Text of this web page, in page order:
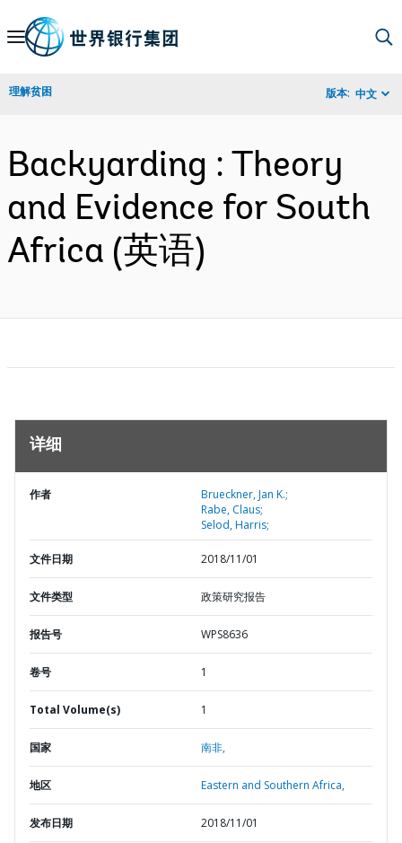
Skip
Navigation
理解贫困 版本: 中文
Backyarding : Theory
and Evidence for South
Africa (英语)
详细
作者
Brueckner, Jan K.;
Rabe, Claus;
Selod, Harris;
文件日期 2018/11/01
文件类型 政策研究报告
报告号 WPS8636
卷号 1
Total Volume(s) 1
国家 南非,
地区 Eastern and Southern Africa,
发布日期 2018/11/01